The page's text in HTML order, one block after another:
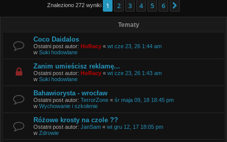
Znaleziono 272 wyniki 1 2 3 4 5 6
Tematy
Coco Daidalos
Ostatni post autor: HoRacy « wt cze 23, 26 1:44 am
w Suki hodowlane
Zanim umieścisz reklamę...
Ostatni post autor: HoRacy « wt cze 23, 26 1:43 am
w Suki hodowlane
Bahawiorysta - wrocław
Ostatni post autor: TerrorZone « śr maja 09, 18 18:45 pm
w Wychowanie i szkolenie
Różowe krosty na czole ??
Ostatni post autor: JanSam « wt gru 12, 17 18:05 pm
w Zdrowie